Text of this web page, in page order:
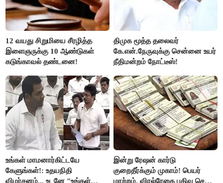
12 வயது சிறுமியை சீரழித்த
இளைஞருக்கு 10 ஆண்டுகள்
கடுங்காவல் தண்டனை!
திமுக மூத்த தலைவர்
கே.என்.நேருவுக்கு சென்னை உயர்
நீதிமன்றம் நோட்டீஸ்!
உங்கள் மாமனார்கிட்டயே
கேளுங்கள்!: உதயநிதி
விமர்சனம்... உடனே "உங்கள்
இன்று ரேஷன் கார்டு
குறைதீர்க்கும் முகாம்! பெயர்
மாற்றம், விரல்ரேகை பதிவு செய்ய